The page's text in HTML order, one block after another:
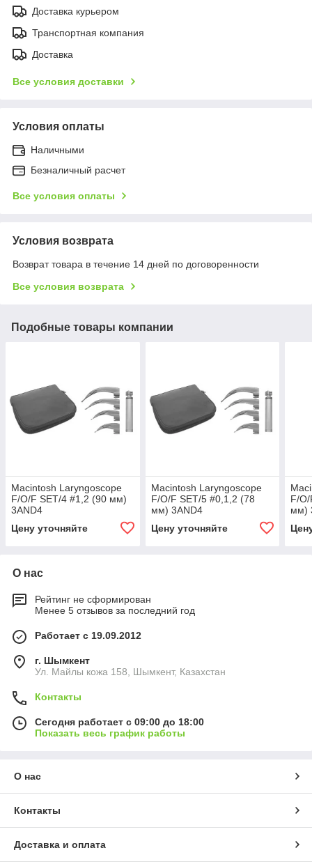
Доставка курьером
Транспортная компания
Доставка
Все условия доставки
Условия оплаты
Наличными
Безналичный расчет
Все условия оплаты
Условия возврата
Возврат товара в течение 14 дней по договоренности
Все условия возврата
Подобные товары компании
Macintosh Laryngoscope
F/O/F SET/4 #1,2 (90 мм)
3AND4
Цену уточняйте
Macintosh Laryngoscope
F/O/F SET/5 #0,1,2 (78
мм) 3AND4
Цену уточняйте
F/
мм)
О нас
Рейтинг не сформирован
Менее 5 отзывов за последний год
Работает с 19.09.2012
г. Шымкент
Ул. Майлы кожа 158, Шымкент, Казахстан
Контакты
Сегодня работает с 09:00 до 18:00
Показать весь график работы
О нас
Контакты
Доставка и оплата